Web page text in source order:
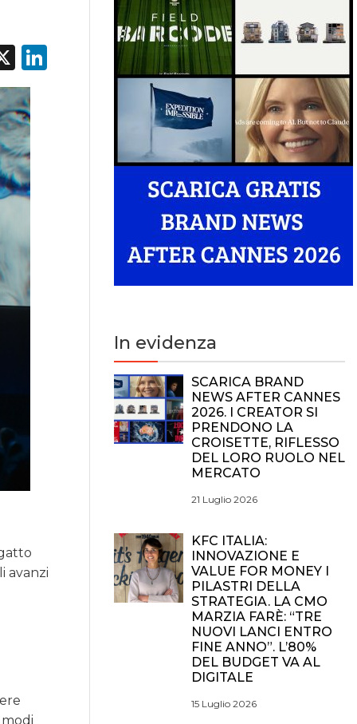
X LinkedIn
avanzi
In evidenza
SCARICA BRAND
NEWS AFTER CANNES
2026. I CREATOR SI
PRENDONO LA
CROISETTE, RIFLESSO
DEL LORO RUOLO NEL
MERCATO
21 Luglio 2026
KFC ITALIA:
INNOVAZIONE E
VALUE FOR MONEY I
PILASTRI DELLA
STRATEGIA. LA CMO
MARZIA FARÈ: “TRE
NUOVI LANCI ENTRO
FINE ANNO”. L’80%
DEL BUDGET VA AL
DIGITALE
15 Luglio 2026